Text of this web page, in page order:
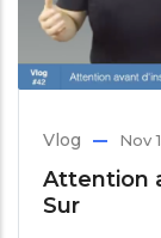
Vlog Nov
Attention
Sur